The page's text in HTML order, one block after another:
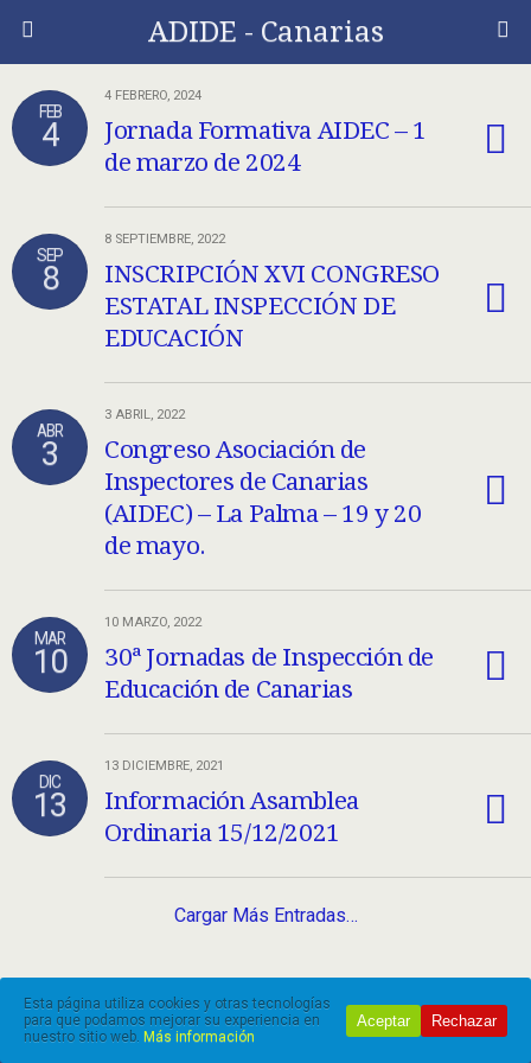
ADIDE - Canarias
FEB
4
4 FEBRERO, 2024
Jornada Formativa AIDEC – 1
de marzo de 2024
SEP
8
8 SEPTIEMBRE, 2022
INSCRIPCIÓN XVI CONGRESO
ESTATAL INSPECCIÓN DE
EDUCACIÓN
ABR
3
3 ABRIL, 2022
Congreso Asociación de
Inspectores de Canarias
(AIDEC) – La Palma – 19 y 20
de mayo.
MAR
10
10 MARZO, 2022
30ª Jornadas de Inspección de
Educación de Canarias
DIC
13
13 DICIEMBRE, 2021
Información Asamblea
Ordinaria 15/12/2021
Cargar Más Entradas…
Esta página utiliza cookies y otras tecnologías
para que podamos mejorar su experiencia en
nuestro sitio web. Más información
Aceptar Rechazar